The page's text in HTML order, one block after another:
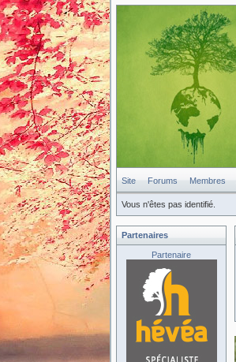
Site Forums Membres
Vous n'êtes pas identifié.
Partenaires
Partenaire